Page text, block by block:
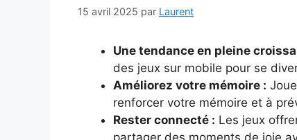
15 avril 2025 par Laurent
Une tendance en pleine
des jeux sur mobile pour se
Améliorez votre mémoire :
renforcer votre mémoire et à
Rester connecté : Les jeux